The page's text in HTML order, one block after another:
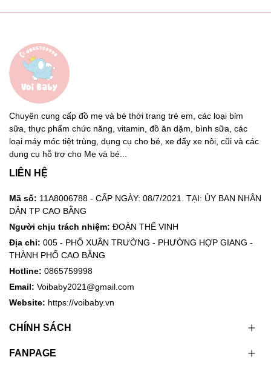
Chuyên cung cấp đồ mẹ và bé thời trang trẻ em, các loại bỉm
sữa, thực phẩm chức năng, vitamin, đồ ăn dặm, bình sữa, các
loại máy móc tiệt trùng, dụng cụ cho bé, xe đẩy xe nôi, cũi và các
dụng cụ hỗ trợ cho Mẹ và bé...
LIÊN HỆ
Mã số: 11A8006788 - CẤP NGÀY: 08/7/2021. TẠI: ỦY BAN NHÂN
DÂN TP CAO BẰNG
Người chịu trách nhiệm: ĐOÀN THẾ VINH
Địa chỉ: 005 - PHỐ XUÂN TRƯỜNG - PHƯỜNG HỢP GIANG -
THÀNH PHỐ CAO BẰNG
Hotline: 0865759998
Email: Voibaby2021@gmail.com
Website: https://voibaby.vn
CHÍNH SÁCH
FANPAGE